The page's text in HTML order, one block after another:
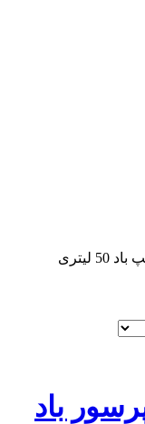
/ پمپ باد 50 لیتری
باد